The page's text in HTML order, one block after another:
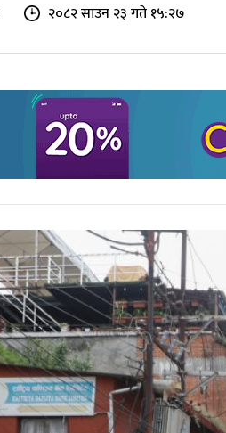
२०८२ साउन २३ गते १५:२७